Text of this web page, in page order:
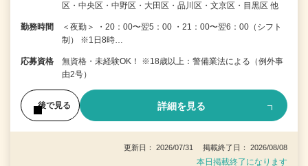
区・中央区・中野区・大田区・品川区・文京区・目黒区 他
勤務時間
＜夜勤＞ ・20：00〜翌5：00 ・21：00〜翌6：00（シフト
制） ※1日8時…
応募資格
無資格・未経験OK！ ※18歳以上：警備業法による（例外事
由2号）
後で見る 詳細を見る
更新日： 2026/07/31 掲載終了日： 2026/08/08
本日掲載終了になります